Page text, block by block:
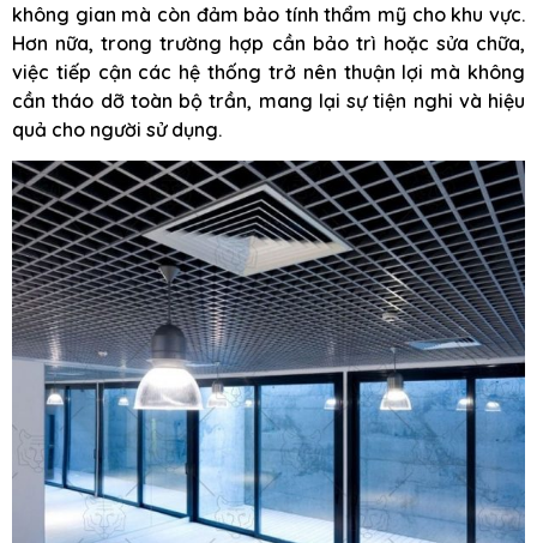
không gian mà còn đảm bảo tính thẩm mỹ cho khu vực.
Hơn nữa, trong trường hợp cần bảo trì hoặc sửa chữa,
việc tiếp cận các hệ thống trở nên thuận lợi mà không
cần tháo dỡ toàn bộ trần, mang lại sự tiện nghi và hiệu
quả cho người sử dụng.